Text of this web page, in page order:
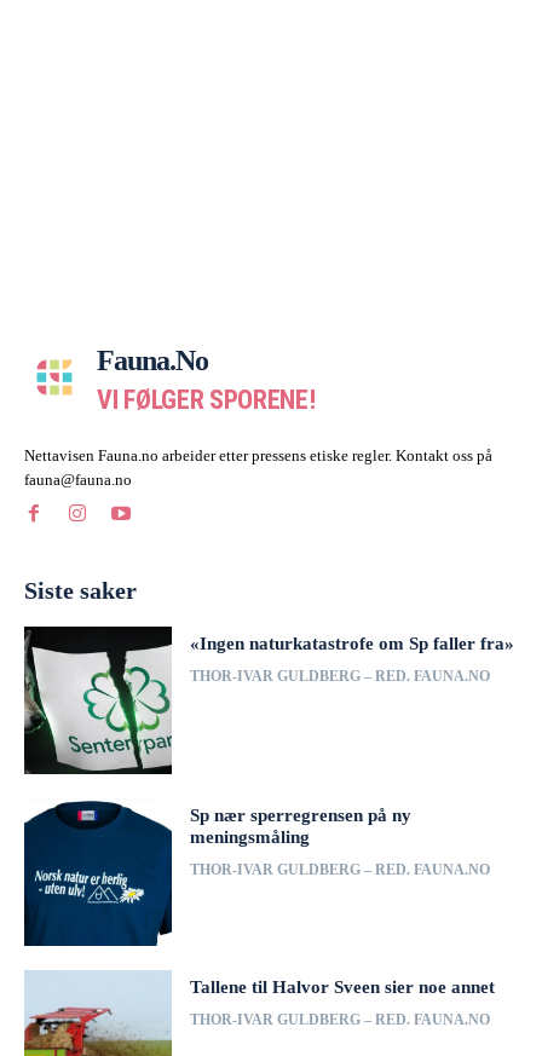
Fauna.no
VI FØLGER SPORENE!
Nettavisen Fauna.no arbeider etter pressens etiske regler. Kontakt oss på
fauna@fauna.no
Siste saker
«Ingen naturkatastrofe om Sp faller fra»
THOR-IVAR GULDBERG – RED. FAUNA.NO
Sp nær sperregrensen på ny
meningsmåling
THOR-IVAR GULDBERG – RED. FAUNA.NO
Tallene til Halvor Sveen sier noe annet
THOR-IVAR GULDBERG – RED. FAUNA.NO